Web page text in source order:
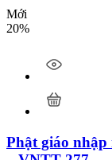
Mới
20%
Phật giáo